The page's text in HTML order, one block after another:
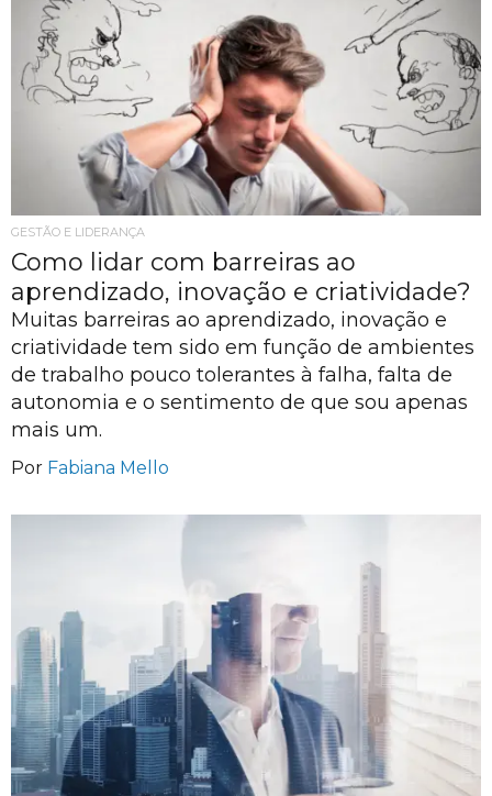
GESTÃO E LIDERANÇA
Como lidar com barreiras ao
aprendizado, inovação e criatividade?
Muitas barreiras ao aprendizado, inovação e
criatividade tem sido em função de ambientes
de trabalho pouco tolerantes à falha, falta de
autonomia e o sentimento de que sou apenas
mais um.
Por Fabiana Mello